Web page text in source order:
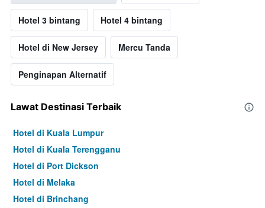
Hotel 3 bintang Hotel 4 bintang
Hotel di New Jersey Mercu Tanda
Penginapan Alternatif
Lawat Destinasi Terbaik
Hotel di Kuala Lumpur
Hotel di Kuala Terengganu
Hotel di Port Dickson
Hotel di Melaka
Hotel di Brinchang